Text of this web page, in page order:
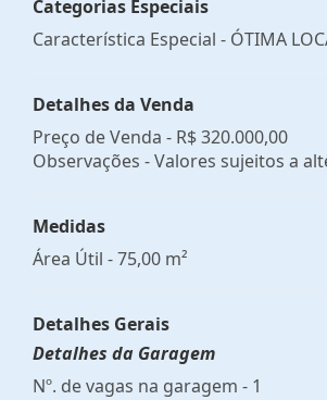
Categorias Especiais
Característica Especial - ÓTIMA
Detalhes da Venda
Preço de Venda - R$ 320.000,00
Observações - Valores sujeitos a
Medidas
Área Útil - 75,00 m²
Detalhes Gerais
Detalhes da Garagem
Nº. de vagas na garagem - 1